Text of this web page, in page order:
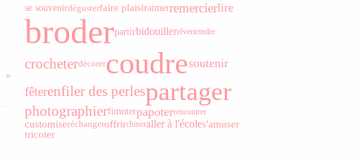
se souvenirdégusterfaire plaisiraimerremercierlire
broderpartirbidouillerrêverteindre
crocheterdécorercoudresoutenir
fêterenfiler des perlespartager
photographierfimoterpapoterrencontrer
customiseréchangeroffrirchineraller à l'écoles'amuser
tricoter